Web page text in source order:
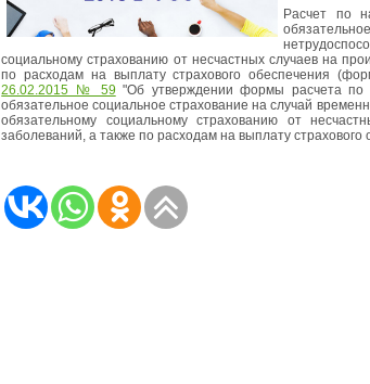
Расчет по
социальному страхованию от несчастных случаев на
по расходам на выплату страхового обеспечения
26.02.2015 № 59 "Об утверждении формы расчета по
обязательное социальное страхование на случай
обязательному социальному страхованию от
заболеваний, а также по расходам на выплату